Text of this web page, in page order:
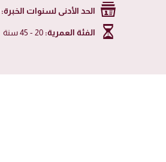
الحد الأدنى لسنوات الخبرة:
الفئة العمرية: